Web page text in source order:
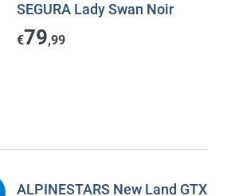
SEGURA Lady Swan Noir
€79,99
ALPINESTARS New Land GTX